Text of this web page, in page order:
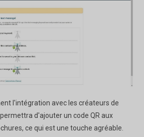
l'intégration avec les créateurs de
d'ajouter un code QR aux
ce qui est une touche agréable.